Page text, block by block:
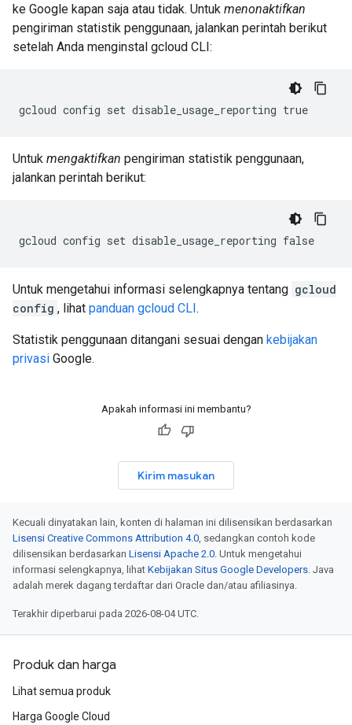
ke Google kapan saja atau tidak. Untuk menonaktifkan
pengiriman statistik penggunaan, jalankan perintah berikut
setelah Anda menginstal gcloud CLI:
gcloud config set disable_usage_reporting true
Untuk mengaktifkan pengiriman statistik penggunaan,
jalankan perintah berikut:
gcloud config set disable_usage_reporting false
Untuk mengetahui informasi selengkapnya tentang gcloud
config , lihat panduan gcloud CLI.
Statistik penggunaan ditangani sesuai dengan kebijakan
privasi Google.
Apakah informasi ini membantu?
Kirim masukan
Kecuali dinyatakan lain, konten di halaman ini dilisensikan berdasarkan
Lisensi Creative Commons Attribution 4.0, sedangkan contoh kode
dilisensikan berdasarkan Lisensi Apache 2.0. Untuk mengetahui
informasi selengkapnya, lihat Kebijakan Situs Google Developers. Java
adalah merek dagang terdaftar dari Oracle dan/atau afiliasinya.
Terakhir diperbarui pada 2026-08-04 UTC.
Produk dan harga
Lihat semua produk
Harga Google Cloud